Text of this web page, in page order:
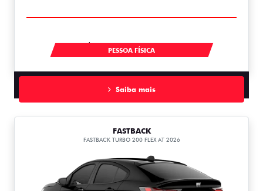
À VISTA POR R$ 134.990,00
PESSOA FÍSICA
Saiba mais
FASTBACK
FASTBACK TURBO 200 FLEX AT 2026